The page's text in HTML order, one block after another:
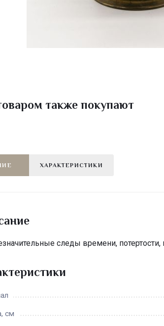
также покупают
ХАРАКТЕРИСТИКИ
следы времени, потертости,
см